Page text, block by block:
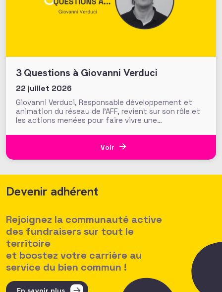
3 Questions à Giovanni Verduci
22 juillet 2026
Giovanni Verduci, Responsable développement et
animation du réseau de l’AFF, revient sur son rôle et
les actions menées pour faire vivre une
L’AFF c’est une équipe, mais c’est aussi et surtout
un réseau. Vous, nos 1350 adhérents, faites la
Voir
Devenir adhérent
Rejoignez la communauté active
des fundraisers sur tout le
territoire
et boostez votre carrière au
service du bien commun !